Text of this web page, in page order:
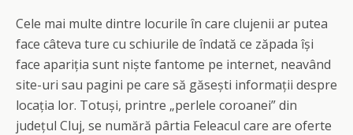
Cele mai multe dintre locurile în care clujenii ar putea
face câteva ture cu schiurile de îndată ce zăpada își
face apariția sunt niște fantome pe internet, neavând
site-uri sau pagini pe care să găsești informații despre
locația lor. Totuși, printre „perlele coroanei” din
județul Cluj, se numără pârtia Feleacul care are oferte